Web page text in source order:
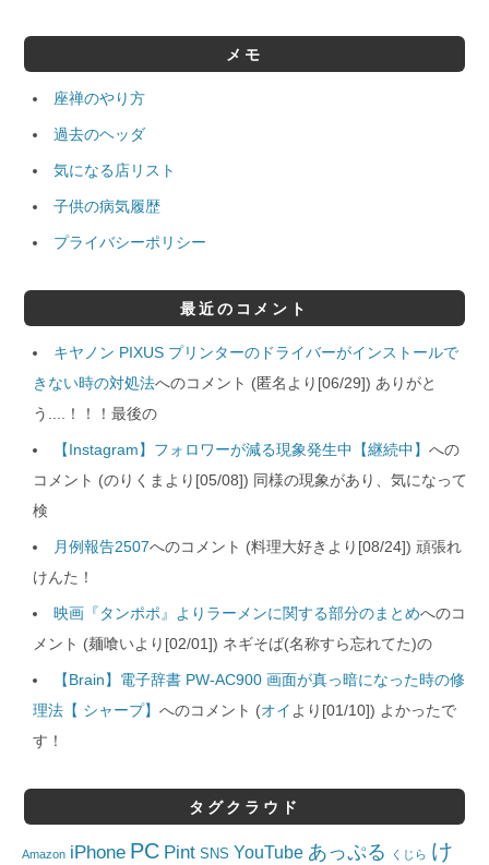
メモ
座禅のやり方
過去のヘッダ
気になる店リスト
子供の病気履歴
プライバシーポリシー
最近のコメント
キヤノン PIXUS プリンターのドライバーがインストールで
きない時の対処法へのコメント (匿名より[06/29]) ありがと
う....！！！最後の
【Instagram】フォロワーが減る現象発生中【継続中】への
コメント (のりくまより[05/08]) 同様の現象があり、気になって
検
月例報告2507へのコメント (料理大好きより[08/24]) 頑張れ
けんた！
映画『タンポポ』よりラーメンに関する部分のまとめへのコ
メント (麺喰いより[02/01]) ネギそば(名称すら忘れてた)の
【Brain】電子辞書 PW-AC900 画面が真っ暗になった時の修
理法【 シャープ】 へのコメント (オイ より[01/10]) よかったで
す！
タグクラウド
Amazon iPhone PC Pint SNS YouTube あっぷる くじら け